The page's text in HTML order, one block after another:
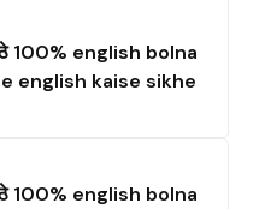
100% english bolna
english kaise sikhe
100% english bolna